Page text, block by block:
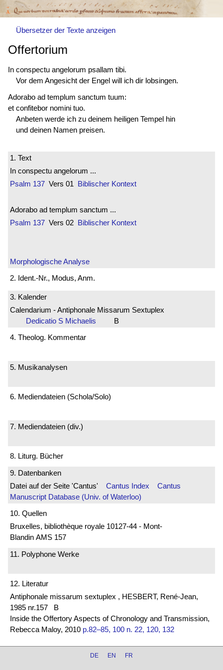
Übersetzer der Texte anzeigen
Offertorium
In conspectu angelorum psallam tibi.
Vor dem Angesicht der Engel will ich dir lobsingen.
Adorabo ad templum sanctum tuum:
et confitebor nomini tuo.
Anbeten werde ich zu deinem heiligen Tempel hin
und deinen Namen preisen.
1. Text
In conspectu angelorum ...
Psalm 137 Vers 01 Biblischer Kontext
Adorabo ad templum sanctum ...
Psalm 137 Vers 02 Biblischer Kontext
Morphologische Analyse
2. Ident.-Nr., Modus, Anm.
3. Kalender
Calendarium - Antiphonale Missarum Sextuplex
Dedicatio S Michaelis
B
4. Theolog. Kommentar
5. Musikanalysen
6. Mediendateien (Schola/Solo)
7. Mediendateien (div.)
8. Liturg. Bücher
9. Datenbanken
Datei auf der Seite 'Cantus' Cantus Index
Cantus
Manuscript Database (Univ. of Waterloo)
10. Quellen
Bruxelles, bibliothèque royale 10127-44 - Mont-
Blandin AMS 157
11. Polyphone Werke
12. Literatur
Antiphonale missarum sextuplex , HESBERT, René-Jean,
1985 nr.157 B
Inside the Offertory Aspects of Chronology and Transmission,
Rebecca Maloy, 2010 p.82–85, 100 n. 22, 120, 132
DE EN FR